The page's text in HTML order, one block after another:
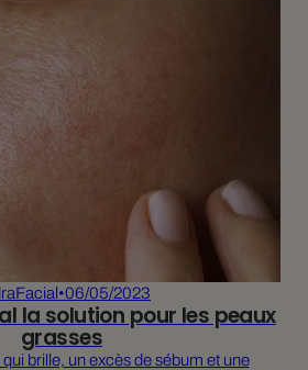
•06/05/2023
la solution pour les peaux
grasses
brille, un excès de sébum et une